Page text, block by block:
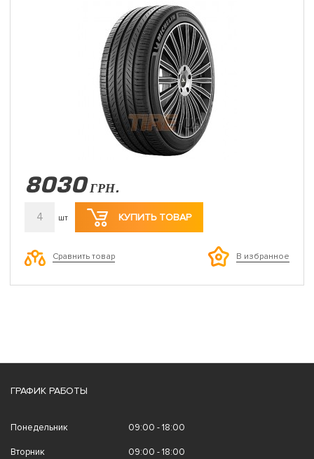
8030 ГРН.
4 шт КУПИТЬ ТОВАР
Сравнить товар В избранное
ГРАФИК РАБОТЫ
Понедельник 09:00 - 18:00
Вторник 09:00 - 18:00